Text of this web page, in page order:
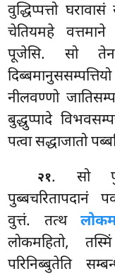
वुद्धिप्पत्तो
चेतियमहे
पूजेसि. सो
नीलवण्णो
बुद्धुप्पादे
पत्वा सद्धाजातो
२१. सो
पुब्बचरितापदानं
वुत्तं. तत्थ
लोकमहितो,
परिनिब्बुतेति